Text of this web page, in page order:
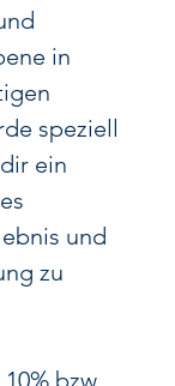
in
speziell
ein
und
zu
10% bzw.